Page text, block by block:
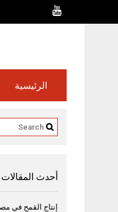
الرئيسية
أحدث المقالات